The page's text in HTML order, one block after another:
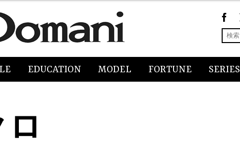
EDUCATION MODEL FORTUNE SERIES
ロ